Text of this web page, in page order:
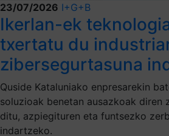
23/07/2026 I+G+B
Ikerlan-ek
txertatu du
zibersegurtasuna
Quside Kataluniako enpresarekin
soluzioak benetan ausazkoak diren
ditu, azpiegituren eta funtsezko
indartzeko.